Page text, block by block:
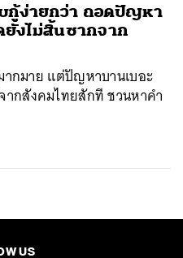
กู้ง่ายกว่า ถอดปัญหา
ยังไม่สิ้นซากจาก
ากมาย แต่ปัญหาบานเบอะ
ากสังคมไทยสักที ชวนหาคำ
US